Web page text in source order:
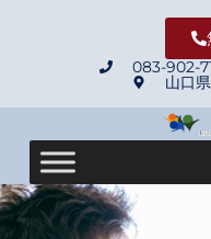
083-902-
山口